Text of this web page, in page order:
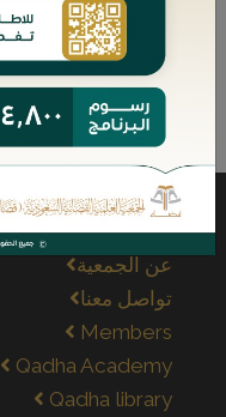
عن الجمعية
تواصل معنا
Members
Qadha Academy
Qadha library